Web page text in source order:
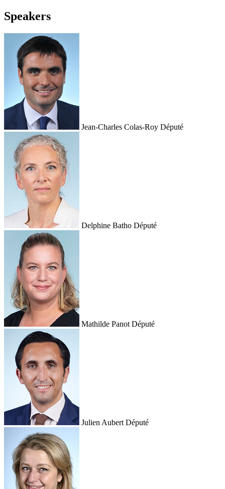
Speakers
Jean-Charles Colas-Roy Député
Delphine Batho Député
Mathilde Panot Député
Julien Aubert Député